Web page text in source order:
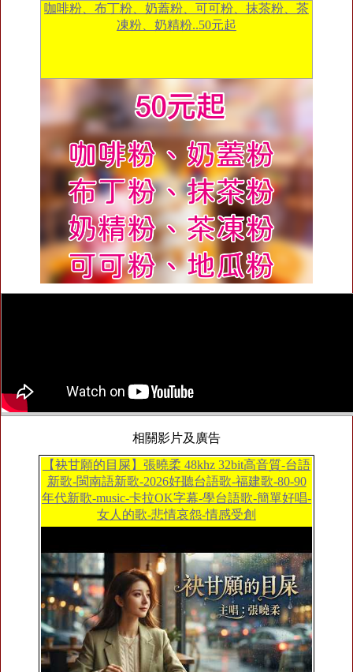
咖啡粉、布丁粉、奶蓋粉、可可粉、抹茶粉、茶
凍粉、奶精粉..50元起
相關影片及廣告
【袂甘願的目屎】張曉柔 48khz 32bit高音質-台語
新歌-閩南語新歌-2026好聽台語歌-福建歌-80-90
年代新歌-music-卡拉OK字幕-學台語歌-簡單好唱-
女人的歌-悲情哀怨-情感受創